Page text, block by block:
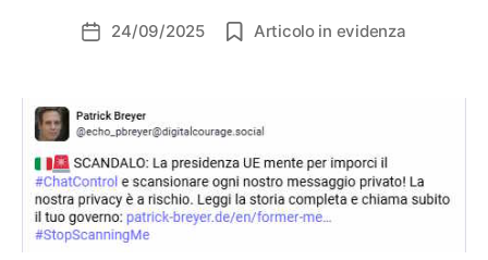
Data24/09/2025 Articolo in evidenza